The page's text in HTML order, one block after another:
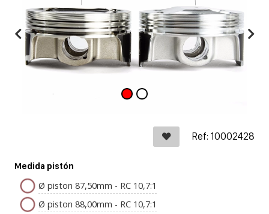
Ref: 10002428
Medida pistón
Ø piston 87,50mm - RC 10,7:1
Ø piston 88,00mm - RC 10,7:1